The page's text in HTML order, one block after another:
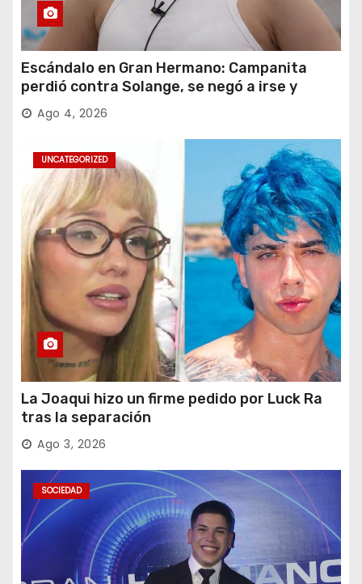
Escándalo en Gran Hermano: Campanita
perdió contra Solange, se negó a irse y
desafió al Big
Ago 4, 2026
UNCATEGORIZED
La Joaqui hizo un firme pedido por Luck Ra
tras la separación
Ago 3, 2026
SOCIEDAD